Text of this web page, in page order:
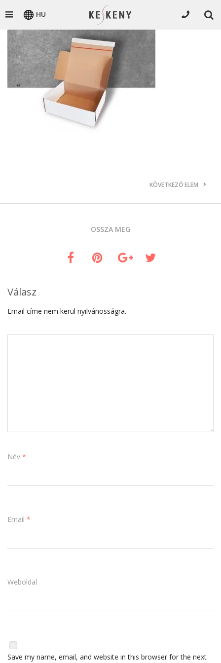
HU
KÖVETKEZŐ ELEM
OSSZA MEG
Válasz
Email címe nem kerül nyilvánosságra.
Név *
Email *
Weboldal
Save my name, email, and website in this browser for the next